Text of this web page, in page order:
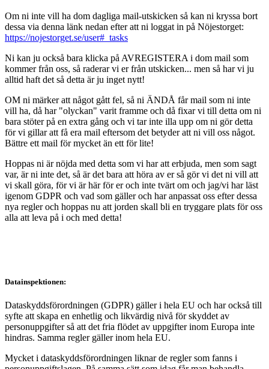
Om ni inte vill ha dom dagliga mail-utskicken så kan ni kryssa bort
dessa via denna länk nedan efter att ni loggat in på Nöjestorget:
https://nojestorget.se/user#_tasks
Ni kan ju också bara klicka på AVREGISTERA i dom mail som
kommer från oss, så raderar vi er från utskicken... men så har vi ju
alltid haft det så detta är ju inget nytt!
OM ni märker att något gått fel, så ni ÄNDÅ får mail som ni inte
vill ha, då har "olyckan" varit framme och då fixar vi till detta om ni
bara stöter på en extra gång och vi tar inte illa upp om ni gör detta
för vi gillar att få era mail eftersom det betyder att ni vill oss något.
Bättre ett mail för mycket än ett för lite!
Hoppas ni är nöjda med detta som vi har att erbjuda, men som sagt
var, är ni inte det, så är det bara att höra av er så gör vi det ni vill att
vi skall göra, för vi är här för er och inte tvärt om och jag/vi har läst
igenom GDPR och vad som gäller och har anpassat oss efter dessa
nya regler och hoppas nu att jorden skall bli en tryggare plats för oss
alla att leva på i och med detta!
Datainspektionen:
Dataskyddsförordningen (GDPR) gäller i hela EU och har också till
syfte att skapa en enhetlig och likvärdig nivå för skyddet av
personuppgifter så att det fria flödet av uppgifter inom Europa inte
hindras. Samma regler gäller inom hela EU.
Mycket i dataskyddsförordningen liknar de regler som fanns i